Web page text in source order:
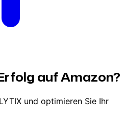
auf Amazon?
und optimieren Sie Ihr